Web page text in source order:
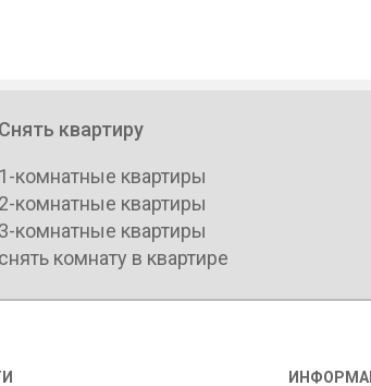
Снять квартиру
1-комнатные квартиры
2-комнатные квартиры
3-комнатные квартиры
снять комнату в квартире